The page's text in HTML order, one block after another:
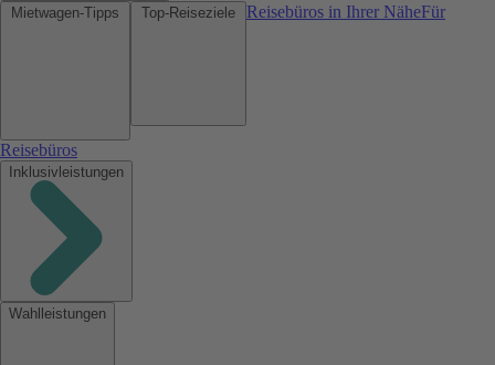
Reisebüros in Ihrer NäheFür
Reisebüros
Inklusivleistungen
Wahlleistungen